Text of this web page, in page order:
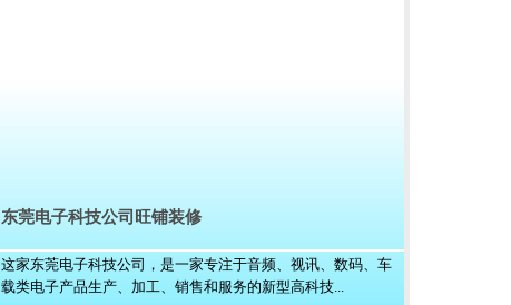
东莞电子科技公司旺铺装修
这家东莞电子科技公司，是一家专注于音频、视讯、数码、车
载类电子产品生产、加工、销售和服务的新型高科技...